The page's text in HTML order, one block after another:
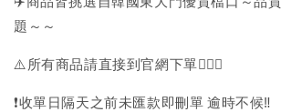
題～～
⚠️所有商品請直接到官網下單💁🏻‍♀️
❗️收單日隔天之前未匯款即刪單 逾時不候‼️